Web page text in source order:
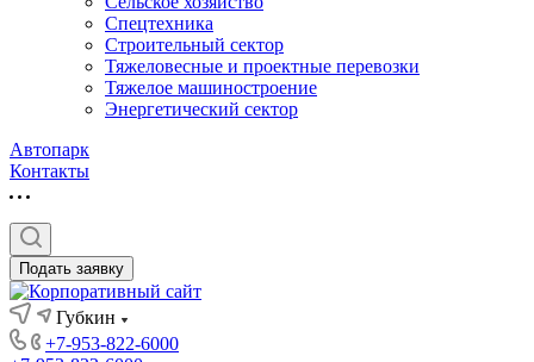
Спецтехника
Строительный сектор
Тяжеловесные и проектные перевозки
Тяжелое машиностроение
Энергетический сектор
Автопарк
Контакты
Подать заявку
Губкин
+7-953-822-6000